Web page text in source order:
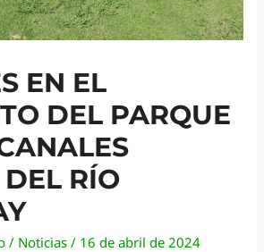
EN EL
DEL PARQUE
RÍO
/ Noticias / 16 de abril de 2024